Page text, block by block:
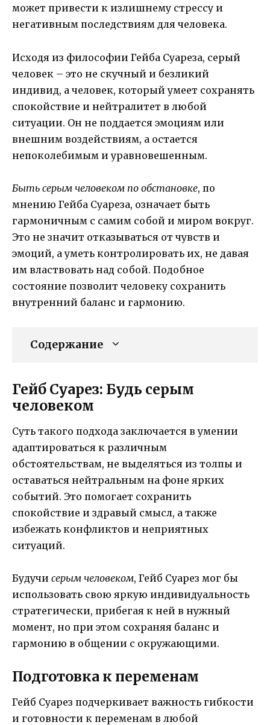
может привести к излишнему стрессу и
негативным последствиям для человека.
Исходя из философии Гейба Суареза, серый
человек – это не скучный и безликий
индивид, а человек, который умеет сохранять
спокойствие и нейтралитет в любой
ситуации. Он не поддается эмоциям или
внешним воздействиям, а остается
непоколебимым и уравновешенным.
Быть серым человеком по обстановке, по
мнению Гейба Суареза, означает быть
гармоничным с самим собой и миром вокруг.
Это не значит отказываться от чувств и
эмоций, а уметь контролировать их, не давая
им властвовать над собой. Подобное
состояние позволит человеку сохранить
внутренний баланс и гармонию.
Содержание
Гейб Суарез: Будь серым
человеком
Суть такого подхода заключается в умении
адаптироваться к различным
обстоятельствам, не выделяться из толпы и
оставаться нейтральным на фоне ярких
событий. Это помогает сохранить
спокойствие и здравый смысл, а также
избежать конфликтов и неприятных
ситуаций.
Будучи серым человеком, Гейб Суарез мог бы
использовать свою яркую индивидуальность
стратегически, прибегая к ней в нужный
момент, но при этом сохраняя баланс и
гармонию в общении с окружающими.
Подготовка к переменам
Гейб Суарез подчеркивает важность гибкости
и готовности к переменам в любой